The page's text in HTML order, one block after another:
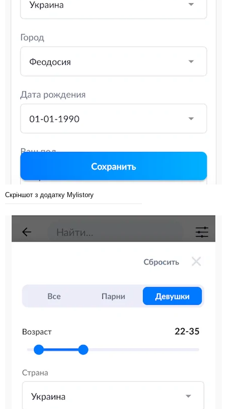
Скріншот з додатку Mylistory